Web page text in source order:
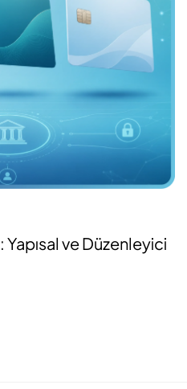
ve Düzenleyici